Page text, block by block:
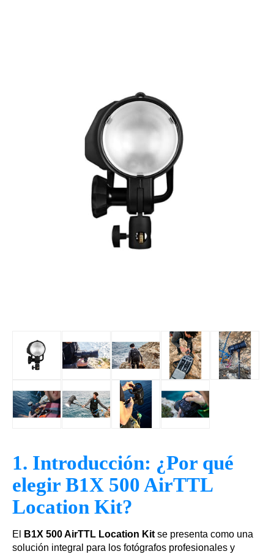
1. Introducción: ¿Por qué
elegir B1X 500 AirTTL
Location Kit?
El B1X 500 AirTTL Location Kitse presenta como una
solución integral para los fotógrafos profesionales y